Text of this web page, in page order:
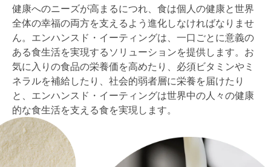
健康へのニーズが高まるにつれ、食は個人の健康と世界
全体の幸福の両方を支えるよう進化しなければなりませ
ん。エンハンスド・イーティングは、一口ごとに意義の
ある食生活を実現するソリューションを提供します。お
気に入りの食品の栄養価を高めたり、必須ビタミンやミ
ネラルを補給したり、社会的弱者層に栄養を届けたり
と、エンハンスド・イーティングは世界中の人々の健康
的な食生活を支える食を実現します。